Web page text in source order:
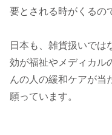
要とされる時がくるの
日本も、雑貨扱いでは
効が福祉やメディカル
んの人の緩和ケアが当